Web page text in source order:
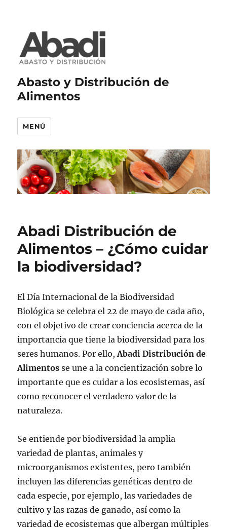
Abasto y Distribución de
Alimentos
MENÚ
Abadi Distribución de
Alimentos – ¿Cómo cuidar
la biodiversidad?
El Día Internacional de la Biodiversidad
Biológica se celebra el 22 de mayo de cada año,
con el objetivo de crear conciencia acerca de la
importancia que tiene la biodiversidad para los
seres humanos. Por ello,Abadi Distribución de
Alimentosse une a la concientización sobre lo
importante que es cuidar a los ecosistemas, así
como reconocer el verdadero valor de la
naturaleza.
Se entiende por biodiversidad la amplia
variedad de plantas, animales y
microorganismos existentes, pero también
incluyen las diferencias genéticas dentro de
cada especie, por ejemplo, las variedades de
cultivo y las razas de ganado, así como la
variedad de ecosistemas que albergan múltiples